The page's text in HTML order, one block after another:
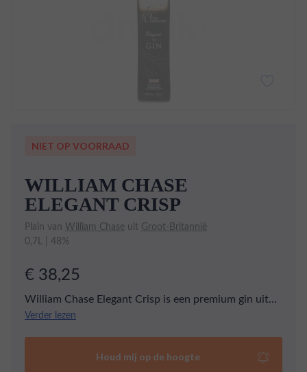
NIET OP VOORRAAD
WILLIAM CHASE
ELEGANT CRISP
Plain van William Chase uit Groot-Britannië
0,7L | 48%
€ 38,25
William Chase Elegant Crisp is een premium gin uit
het Verenigd Koninkrijk, gemaakt van biologisch
aroma's van jeneverbes, citrusvruchten en bloemen.
Verder lezen
Houd mij op de hoogte